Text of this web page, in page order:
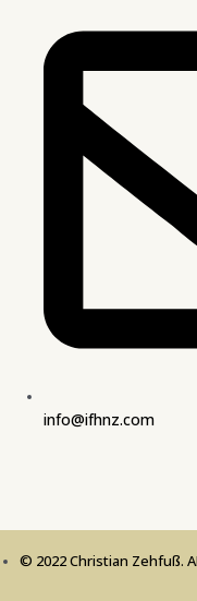
info@ifhnz.com
© 2022 Christian Zehfuß.